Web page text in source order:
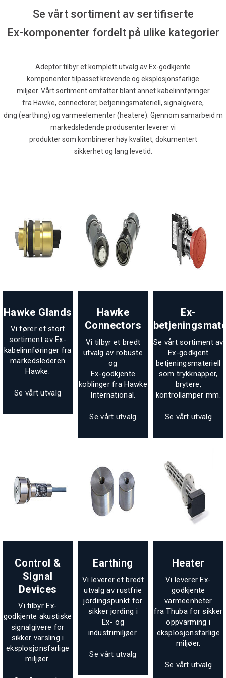
Se vårt sortiment av sertifiserte
Ex-komponenter fordelt på ulike kategorier
Adeptor tilbyr et komplett utvalg av Ex-godkjente
komponenter tilpasset krevende og eksplosjonsfarlige
miljøer. Vårt sortiment omfatter blant annet kabelinnføringer
fra Hawke, connectorer, betjeningsmateriell, signalgivere,
(earthing) og varmeelementer (heatere). Gjennom samarbeid
markedsledende produsenter leverer vi
produkter som kombinerer høy kvalitet, dokumentert
sikkerhet og lang levetid.
Hawke Glands
Vi fører et stort
sortiment av Ex-
kabelinnføringer fra
markedslederen
Hawke.
Se vårt utvalg
Hawke
Connectors
Vi tilbyr et bredt
utvalg av robuste
og
Ex-godkjente
koblinger fra Hawke
International.
Se vårt utvalg
Ex-
Se vårt sortiment av
Ex-godkjent
betjeningsmateriell
som trykknapper,
brytere,
kontrollamper mm.
Se vårt utvalg
Control &
Signal
Devices
Vi tilbyr Ex-
godkjente akustiske
signalgivere for
sikker varsling i
eksplosjonsfarlige
miljøer.
Earthing
Vi leverer et bredt
utvalg av rustfrie
jordingspunkt for
sikker jording i
Ex- og
industrimiljøer.
Se vårt utvalg
Heater
Vi leverer Ex-
godkjente
varmeenheter
fra Thuba for sikker
oppvarming i
eksplosjonsfarlige
miljøer.
Se vårt utvalg